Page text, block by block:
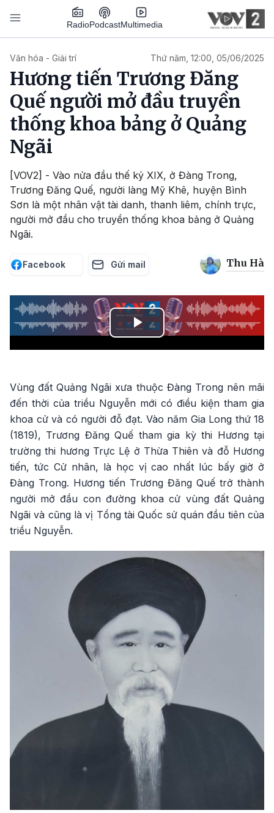
Nhảy đến nội dung
RadioPodcastMultimedia
Văn hóa - Giải trí Thứ năm, 12:00, 05/06/2025
Hương tiến Trương Đăng
Quế người mở đầu truyền
thống khoa bảng ở Quảng
Ngãi
[VOV2] - Vào nửa đầu thế kỷ XIX, ở Đàng Trong,
Trương Đăng Quế, người làng Mỹ Khê, huyện Bình
Sơn là một nhân vật tài danh, thanh liêm, chính trực,
người mở đầu cho truyền thống khoa bảng ở Quảng
Ngãi.
Facebook Gửi mail Thu Hà
Play
Vùng đất Quảng Ngãi xưa thuộc Đàng Trong nên mãi
đến thời của triều Nguyễn mới có điều kiện tham gia
khoa cử và có người đỗ đạt. Vào năm Gia Long thứ 18
(1819), Trương Đăng Quế tham gia kỳ thi Hương tại
trường thi hương Trực Lệ ở Thừa Thiên và đỗ Hương
tiến, tức Cử nhân, là học vị cao nhất lúc bấy giờ ở
Đàng Trong. Hương tiến Trương Đăng Quế trở thành
người mở đầu con đường khoa cử vùng đất Quảng
Ngãi và cũng là vị Tổng tài Quốc sử quán đầu tiên của
triều Nguyễn.